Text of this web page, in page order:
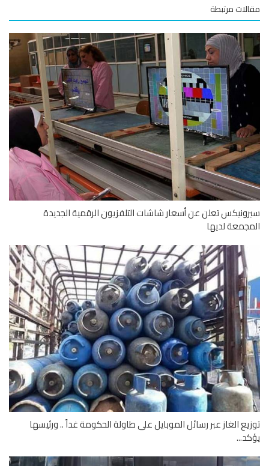
مرتبطة
تعلن عن أسعار شاشات التلفزيون الرقمية الجديدة
لديها
الغاز عبر رسائل الموبايل على طاولة الحكومة غداً .. ورئيسها